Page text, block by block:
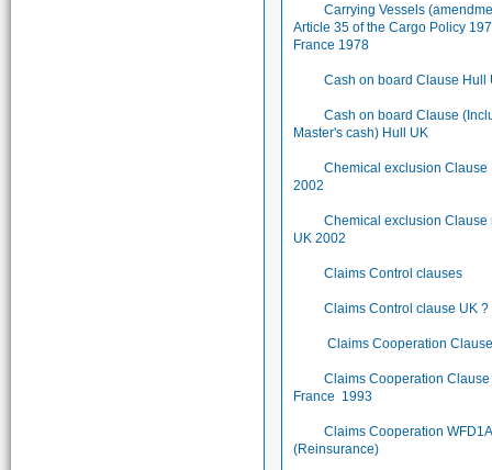
Carrying Vessels
Article 35 of the Cargo Policy
France 1978
Cash on board Clause Hull
Cash on board Clause
Master's cash) Hull UK
Chemical exclusion Clause
2002
Chemical exclusion Clause
UK 2002
Claims Control clauses
Claims Control clause UK ?
Claims Cooperation
Claims Cooperation
France 1993
Claims Cooperation WFD1A
(Reinsurance)